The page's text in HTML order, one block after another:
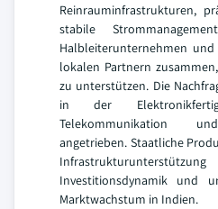
Reinrauminfrastrukturen,
stabile
Halbleiterunternehmen
lokalen Partnern
zu unterstützen. Die
in der
Telekommunikation
angetrieben. Staatliche
Investitionsdynamik und
Marktwachstum in Indien.